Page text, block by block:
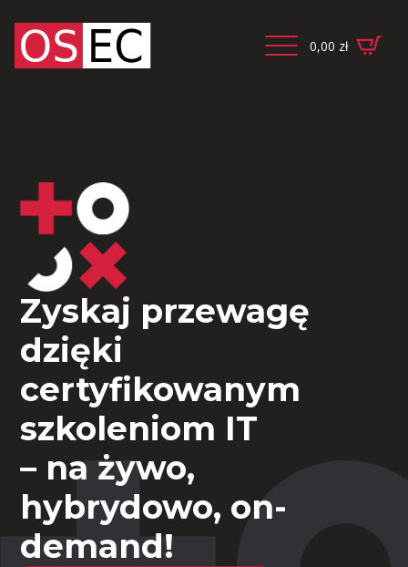
0,00 zł
Zyskaj przewagę
dzięki
certyfikowanym
szkoleniom IT
– na żywo,
hybrydowo, on-
demand!